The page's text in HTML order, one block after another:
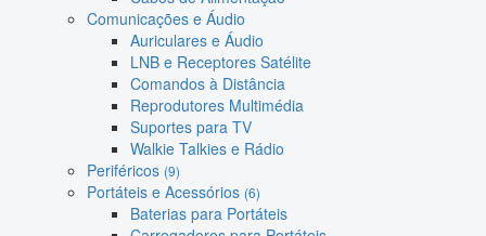
Comunicações e Áudio
Auriculares e Áudio
LNB e Receptores Satélite
Comandos à Distância
Reprodutores Multimédia
Suportes para TV
Walkie Talkies e Rádio
Periféricos (9)
Portáteis e Acessórios (6)
Baterias para Portáteis